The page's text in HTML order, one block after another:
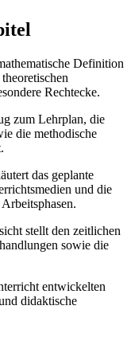
Definition
Rechtecke.
zum Lehrplan, die
die methodische
das geplante
und die
stellt den zeitlichen
sowie die
entwickelten
didaktische